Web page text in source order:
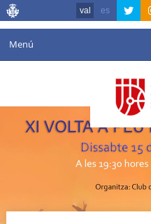
val es
Menú
Agenda
València en esport